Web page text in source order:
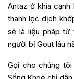
Antaz ở khía
thanh lọc dịch
sẽ là liệu pháp từ
người bị Gout lâu
Gọi cho chúng